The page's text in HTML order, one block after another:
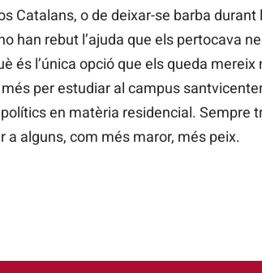
Catalans, o de deixar-se barba
han rebut l’ajuda que els pertocava
és l’única opció que els queda
per estudiar al campus
en matèria residencial. Sempre
a alguns, com més maror, més peix.